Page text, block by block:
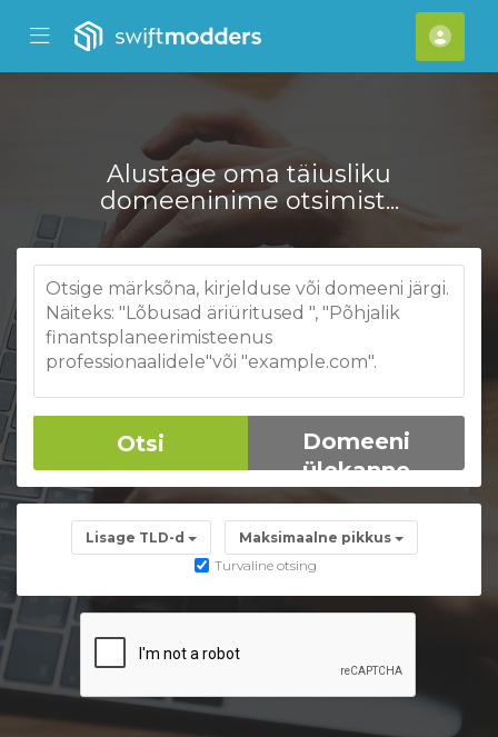
Mobile Menu
Mobile Menu
Alustage oma täiusliku
domeeninime otsimist...
Lisage TLD-d
Maksimaalne pikkus
Turvaline otsing